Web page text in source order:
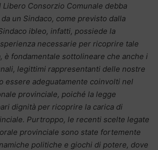
Consorzio Comunale debba
un Sindaco, come previsto dalla
ibleo, infatti, possiede la
necessarie per ricoprire tale
è fondamentale sottolineare che anche i
legittimi rappresentanti delle nostre
essere adeguatamente coinvolti nel
provinciale, poiché la legge
dignità per ricoprire la carica di
Purtroppo, le recenti scelte legate
provinciale sono state fortemente
politiche e giochi di potere, dove